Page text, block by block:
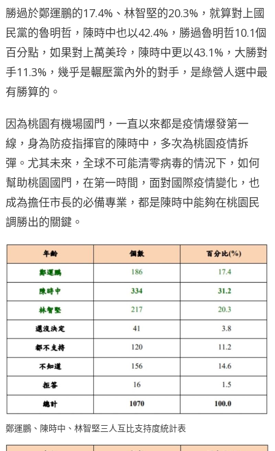
勝過於鄭運鵬的17.4%、林智堅的20.3%，就算對上國
民黨的魯明哲，陳時中也以42.4%，勝過魯明哲10.1個
百分點，如果對上萬美玲，陳時中更以43.1%，大勝對
手11.3%，幾乎是輾壓黨內外的對手，是綠營人選中最
有勝算的。
因為桃園有機場國門，一直以來都是疫情爆發第一
線，身為防疫指揮官的陳時中，多次為桃園疫情拆
彈。尤其未來，全球不可能清零病毒的情況下，如何
幫助桃園國門，在第一時間，面對國際疫情變化，也
成為擔任市長的必備專業，都是陳時中能夠在桃園民
調勝出的關鍵。
鄭運鵬、陳時中、林智堅三人互比支持度統計表